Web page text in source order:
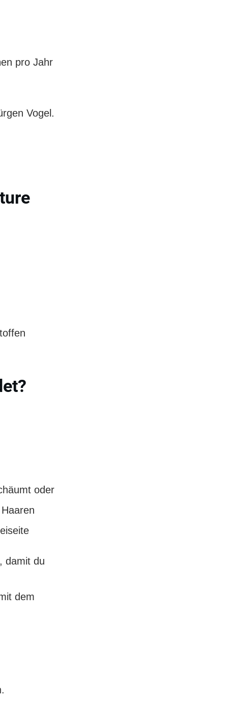
pro Jahr
Vogel.
oder
damit du
dem